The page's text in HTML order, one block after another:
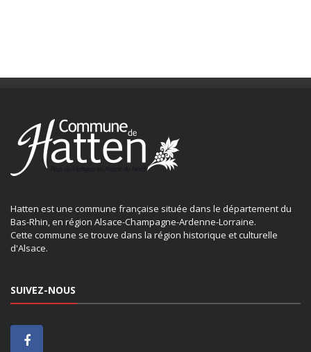
Hatten est une commune française située dans le département du
Bas-Rhin, en région Alsace-Champagne-Ardenne-Lorraine.
Cette commune se trouve dans la région historique et culturelle
d'Alsace.
SUIVEZ-NOUS